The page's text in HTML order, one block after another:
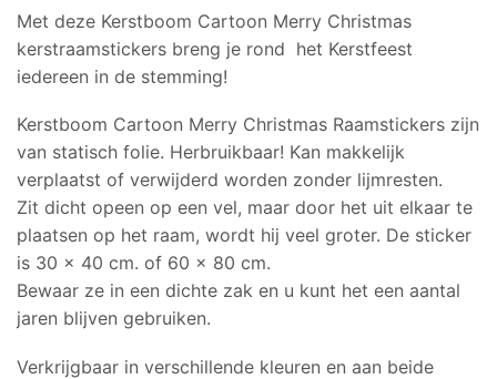
Met deze Kerstboom Cartoon Merry Christmas
kerstraamstickers breng je rond het Kerstfeest
iedereen in de stemming!
Kerstboom Cartoon Merry Christmas Raamstickers zijn
van statisch folie. Herbruikbaar! Kan makkelijk
verplaatst of verwijderd worden zonder lijmresten.
Zit dicht opeen op een vel, maar door het uit elkaar te
plaatsen op het raam, wordt hij veel groter. De sticker
is 30 x 40 cm. of 60 x 80 cm.
Bewaar ze in een dichte zak en u kunt het een aantal
jaren blijven gebruiken.
Verkrijgbaar in verschillende kleuren en aan beide